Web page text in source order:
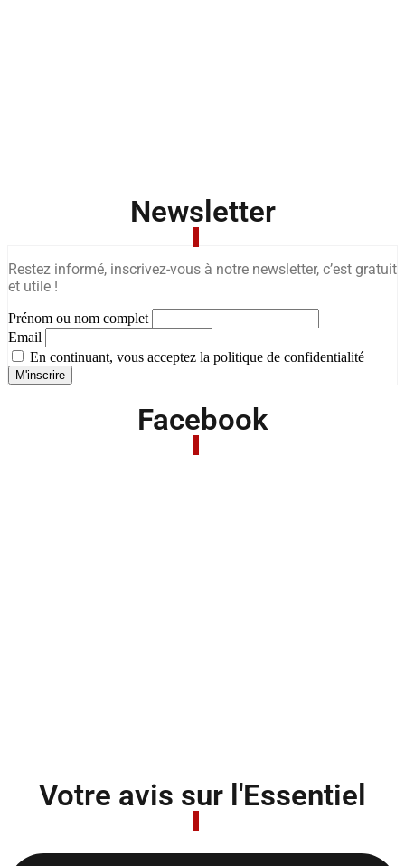
Newsletter
Restez informé, inscrivez-vous à notre newsletter, c’est gratuit
et utile !
Prénom ou nom complet
Email
En continuant, vous acceptez la politique de confidentialité
Facebook
Votre avis sur l'Essentiel